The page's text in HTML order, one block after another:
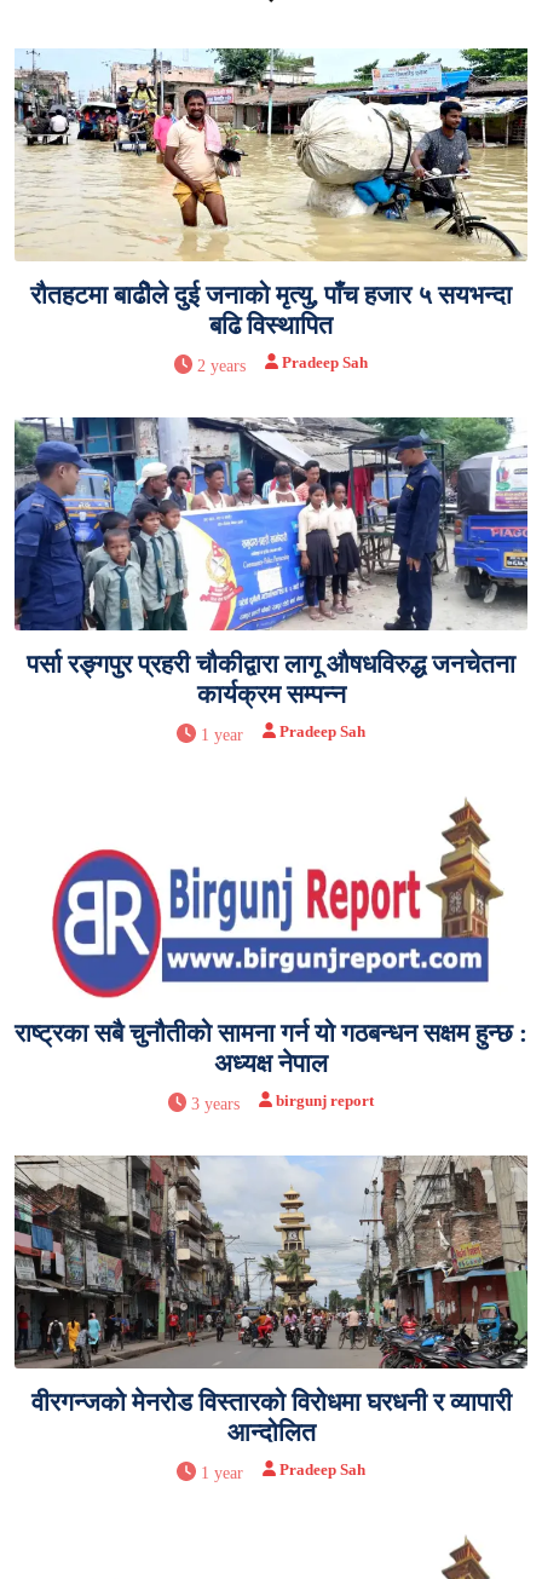
रौतहटमा बाढीेले दुई जनाको मृत्यु, पाँच हजार ५ सयभन्दा
बढि विस्थापित
2 years Pradeep Sah
पर्सा रङ्गपुर प्रहरी चौकीद्वारा लागू औषधविरुद्ध जनचेतना
कार्यक्रम सम्पन्न
1 year Pradeep Sah
राष्ट्रका सबै चुनौतीको सामना गर्न यो गठबन्धन सक्षम हुन्छ :
अध्यक्ष नेपाल
3 years birgunj report
वीरगन्जको मेनरोड विस्तारको विरोधमा घरधनी र व्यापारी
आन्दोलित
1 year Pradeep Sah